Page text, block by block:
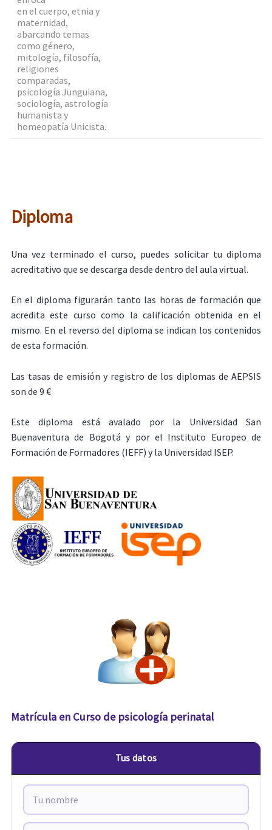
en el cuerpo, etnia y
maternidad,
abarcando temas
como género,
mitología, filosofía,
religiones
comparadas,
psicología Junguiana,
sociología, astrología
humanista y
homeopatía Unicista.
Diploma
Una vez terminado el curso, puedes solicitar tu diploma
acreditativo que se descarga desde dentro del aula virtual.
En el diploma figurarán tanto las horas de formación que
acredita este curso como la calificación obtenida en el
mismo. En el reverso del diploma se indican los contenidos
de esta formación.
Las tasas de emisión y registro de los diplomas de AEPSIS
son de 9 €
Este diploma está avalado por la Universidad San
Buenaventura de Bogotá y por el Instituto Europeo de
Formación de Formadores (IEFF) y la Universidad ISEP.
Matrícula en Curso de psicología perinatal
Tus datos